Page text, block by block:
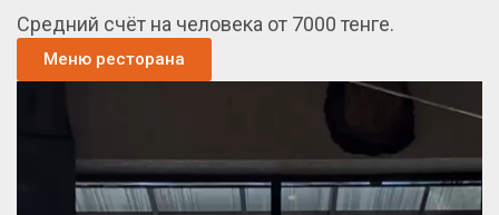
Средний счёт на человека от 7000 тенге.
Меню ресторана